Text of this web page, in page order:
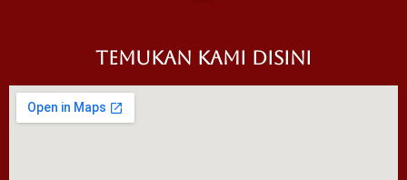
TEMUKAN KAMI DISINI